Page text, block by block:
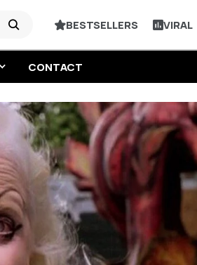
BESTSELLERS VIRAL
CONTACT